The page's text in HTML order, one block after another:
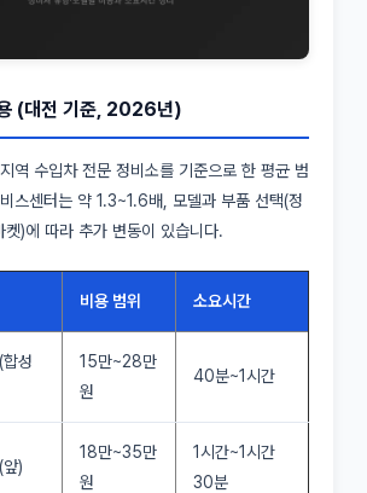
(대전 기준, 2026년)
역 수입차 전문 정비소를 기준으로 한 평균 범
스센터는 약 1.3~1.6배, 모델과 부품 선택(정
)에 따라 추가 변동이 있습니다.
비용 범위 소요시간
성
15만~28만
원
40분~1시간
)
18만~35만
원
1시간~1시간
30분